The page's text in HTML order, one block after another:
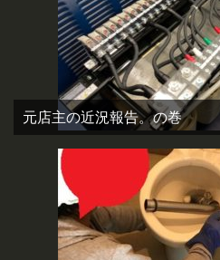
元店主の近況報告。の巻